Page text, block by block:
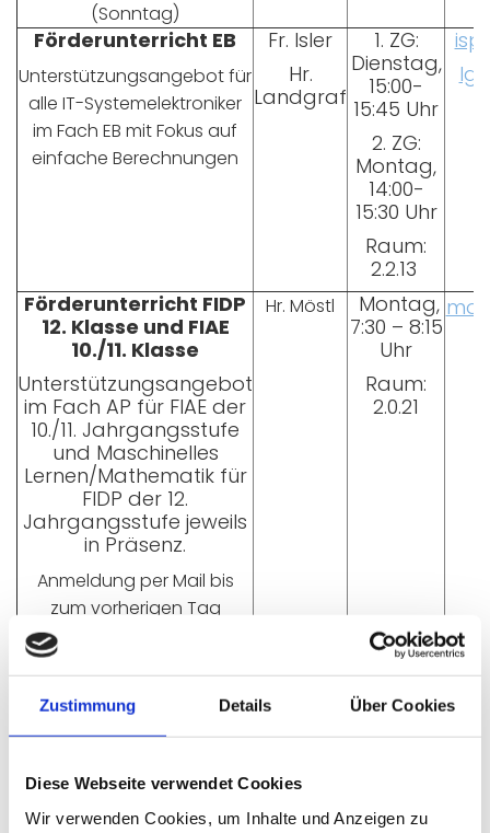
Zustimmung Details Über Cookies
Diese Webseite verwendet Cookies
Wir verwenden Cookies, um Inhalte und Anzeigen zu
(Sonntag)
Förderunterricht EB
Unterstützungsangebot für
alle IT-Systemelektroniker
im Fach EB mit Fokus auf
einfache Berechnungen
Fr. Isler
Hr.
Landgraf
1. ZG:
Dienstag,
15:00-
15:45 Uhr
2. ZG:
Montag,
14:00-
15:30 Uhr
Raum:
2.2.13
Förderunterricht FIDP
12. Klasse und FIAE
10./11. Klasse
Unterstützungsangebot
im Fach AP für FIAE der
10./11. Jahrgangsstufe
und Maschinelles
Lernen/Mathematik für
FIDP der 12.
Jahrgangsstufe jeweils
in Präsenz.
Anmeldung per Mail bis
zum vorherigen Tag
Hr. Möstl
Montag,
7:30 – 8:15
Uhr
Raum:
2.0.21
Förderunterricht
Inlingua
Dienstag,
14:45 – 16:15
Prüfungsvorbereitung